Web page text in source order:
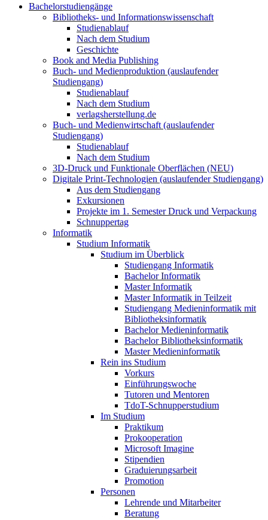
Bachelorstudiengänge
Bibliotheks- und Informationswissenschaft
Studienablauf
Nach dem Studium
Geschichte
Book and Media Publishing
Buch- und Medienproduktion (auslaufender
Studiengang)
Studienablauf
Nach dem Studium
verlagsherstellung.de
Buch- und Medienwirtschaft (auslaufender
Studiengang)
Studienablauf
Nach dem Studium
3D-Druck und Funktionale Oberflächen (NEU)
Digitale Print-Technologien (auslaufender Studiengang)
Aus dem Studiengang
Exkursionen
Projekte im 1. Semester Druck und Verpackung
Schnuppertag
Informatik
Studium Informatik
Studium im Überblick
Studiengang Informatik
Bachelor Informatik
Master Informatik
Master Informatik in Teilzeit
Studiengang Medieninformatik mit
Bibliotheksinformatik
Bachelor Medieninformatik
Bachelor Bibliotheksinformatik
Master Medieninformatik
Rein ins Studium
Vorkurs
Einführungswoche
Tutoren und Mentoren
TdoT-Schnupperstudium
Im Studium
Praktikum
Prokooperation
Microsoft Imagine
Stipendien
Graduierungsarbeit
Promotion
Personen
Lehrende und Mitarbeiter
Beratung